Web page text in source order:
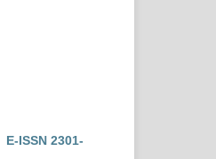
E-ISSN 2301-